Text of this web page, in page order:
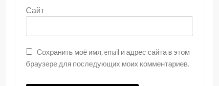
Сайт
Сохранить моё имя, email и адрес сайта в этом
браузере для последующих моих комментариев.